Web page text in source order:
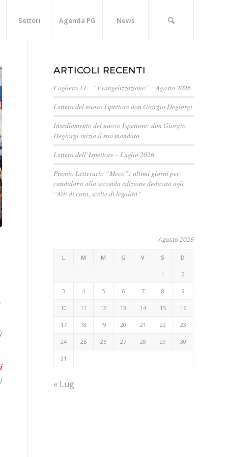
Settori Agenda PG News
.
ARTICOLI RECENTI
Cagliero 11 – “Evangelizzazione” – Agosto 2026
Lettera del nuovo Ispettore don Giorgio Degiorgi
Insediamento del nuovo Ispettore: don Giorgio
Degiorgi inizia il suo mandato
Lettera dell’Ispettore – Luglio 2026
Premio Letterario “Meco”: ultimi giorni per
candidarsi alla seconda edizione dedicata agli
“Atti di cura, scelte di legalità”
Agosto 2026
L M M G V S D
1 2
3 4 5 6 7 8 9
10 11 12 13 14 15 16
17 18 19 20 21 22 23
24 25 26 27 28 29 30
31
« Lug